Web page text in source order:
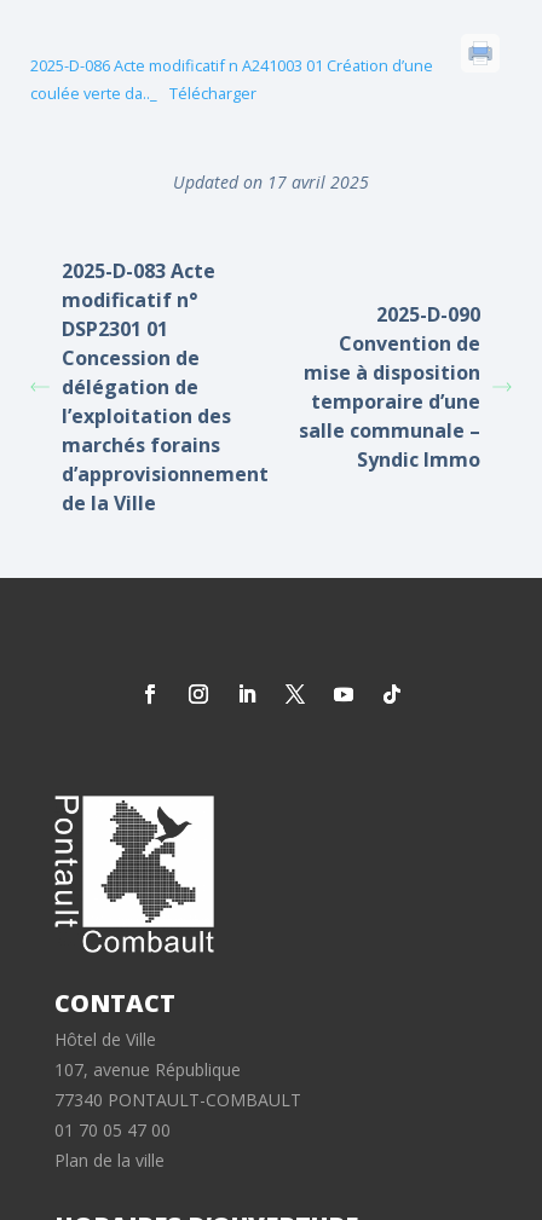
2025-D-086 Acte modificatif n A241003 01 Création d’une
coulée verte da.._
Télécharger
Updated on 17 avril 2025
2025-D-083 Acte
modificatif n°
DSP2301 01
Concession de
délégation de
l’exploitation des
marchés forains
d’approvisionnement
de la Ville
2025-D-090
Convention de
mise à disposition
temporaire d’une
salle communale –
Syndic Immo
CONTACT
Hôtel de Ville
107, avenue République
77340 PONTAULT-COMBAULT
01 70 05 47 00
Plan de la ville